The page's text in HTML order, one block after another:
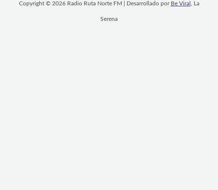
Copyright © 2026 Radio Ruta Norte FM | Desarrollado por Be Viral , La
Serena